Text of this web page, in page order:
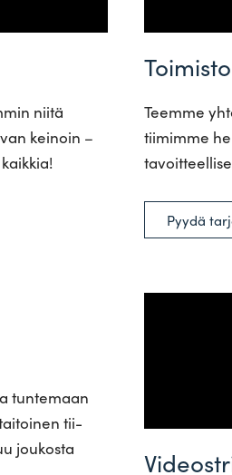
niitä
keinoin –
Teemme
tii­mimme
Pyydä
tun­temaan
tii­
jou­kosta